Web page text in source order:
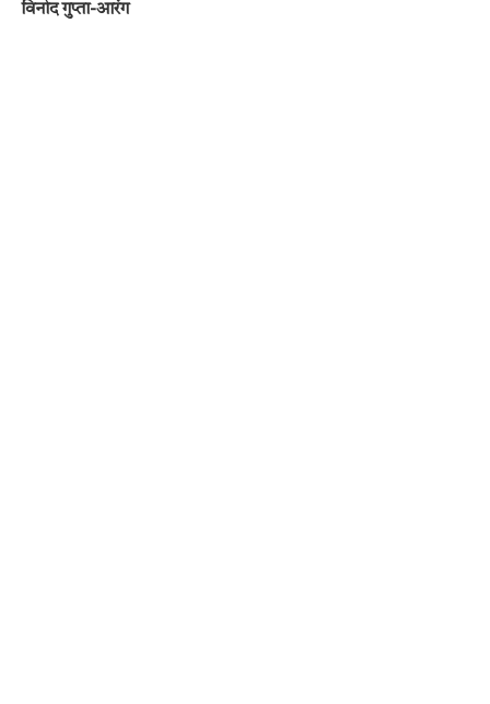
विनोद गुप्ता-आरंग